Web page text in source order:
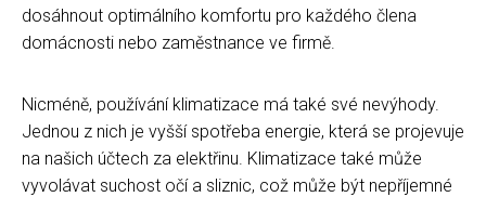
dosáhnout optimálního komfortu pro každého člena
domácnosti nebo zaměstnance ve firmě.
Nicméně, používání klimatizace má také své nevýhody.
Jednou z nich je vyšší spotřeba energie, která se projevuje
na našich účtech za elektřinu. Klimatizace také může
vyvolávat suchost očí a sliznic, což může být nepříjemné